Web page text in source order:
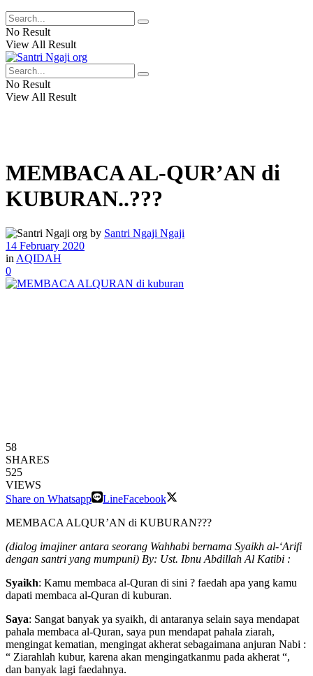
No Result
View All Result
No Result
View All Result
MEMBACA AL-QUR’AN di
KUBURAN..???
by Santri Ngaji Ngaji
14 February 2020
in AQIDAH
0
58
SHARES
525
VIEWS
Share on Whatsapp
LineFacebook
MEMBACA ALQUR’AN di KUBURAN???
(dialog imajiner antara seorang Wahhabi bernama Syaikh al-‘Arifi
dengan santri yang mumpuni) By: Ust. Ibnu Abdillah Al Katibi :
Syaikh: Kamu membaca al-Quran di sini ? faedah apa yang kamu
dapati membaca al-Quran di kuburan.
Saya: Sangat banyak ya syaikh, di antaranya selain saya mendapat
pahala membaca al-Quran, saya pun mendapat pahala ziarah,
mengingat kematian, mengingat akherat sebagaimana anjuran Nabi :
“ Ziarahlah kubur, karena akan mengingatkanmu pada akherat “,
dan banyak lagi faedahnya.